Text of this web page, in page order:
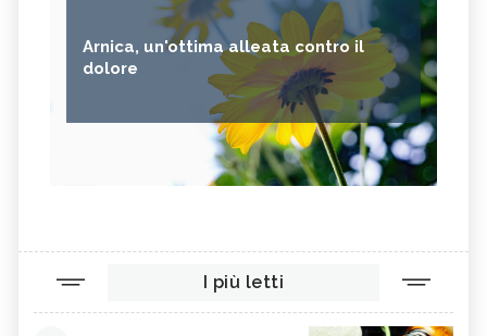
Arnica, un'ottima alleata contro il
dolore
I più letti